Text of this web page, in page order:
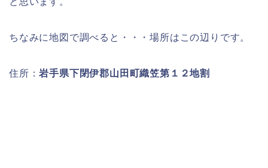
ちなみに地図で調べると・・・場所はこの辺りです。
住所：岩手県下閉伊郡山田町織笠第１２地割